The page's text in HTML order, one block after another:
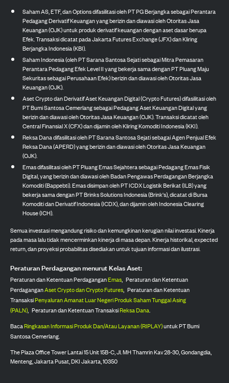
Saham AS, ETF, dan Options difasilitasi oleh PT PG Berjangka sebagai Perantara
Pedagang Derivatif Keuangan yang berizin dan diawasi oleh Otoritas Jasa
Keuangan (OJK) untuk produk derivatif keuangan dengan aset dasar berupa
Efek. Transaksi dicatat pada Jakarta Futures Exchange (JFX) dan Kliring
Berjangka Indonesia (KBI).
Saham Indonesia (oleh PT Sarana Santosa Sejati sebagai Mitra Pemasaran
Perantara Pedagang Efek Level II yang bekerja sama dengan PT Pluang Maju
Sekuritas sebagai Perusahaan Efek) berizin dan diawasi oleh Otoritas Jasa
Keuangan (OJK).
Aset Crypto dan Derivatif Aset Keuangan Digital (Crypto Futures) difasilitasi oleh
PT Bumi Santosa Cemerlang sebagai Pedagang Aset Keuangan Digital yang
berizin dan diawasi oleh Otoritas Jasa Keuangan (OJK). Transaksi dicatat oleh
Central Finansial X (CFX) dan dijamin oleh Kliring Komoditi Indonesia (KKI).
Reksa Dana difasilitasi oleh PT Sarana Santosa Sejati sebagai Agen Penjual Efek
Reksa Dana (APERD) yang berizin dan diawasi oleh Otoritas Jasa Keuangan
(OJK).
Emas difasilitasi oleh PT Pluang Emas Sejahtera sebagai Pedagang Emas Fisik
Digital, yang berizin dan diawasi oleh Badan Pengawas Perdagangan Berjangka
Komoditi (Bappebti). Emas disimpan oleh PT ICDX Logistik Berikat (ILB) yang
bekerja sama dengan PT Brinks Solutions Indonesia (Brink's), dicatat di Bursa
Komoditi dan Derivatif Indonesia (ICDX), dan dijamin oleh Indonesia Clearing
House (ICH).
Semua investasi mengandung risiko dan kemungkinan kerugian nilai investasi. Kinerja
pada masa lalu tidak mencerminkan kinerja di masa depan. Kinerja historikal, expected
return, dan proyeksi probabilitas disediakan untuk tujuan informasi dan ilustrasi.
Peraturan Perdagangan menurut Kelas Aset:
Peraturan dan Ketentuan PerdaganganEmas, Peraturan dan Ketentuan
PerdaganganAset Crypto dan Crypto Futures, Peraturan dan Ketentuan
TransaksiPenyaluran Amanat Luar Negeri Produk Saham Tunggal Asing
(PALN), Peraturan dan Ketentuan TransaksiReksa Dana.
BacaRingkasan Informasi Produk Dan/Atau Layanan (RIPLAY)untuk PT Bumi
Santosa Cemerlang.
The Plaza Office Tower Lantai 15 Unit 15B-C, Jl. MH Thamrin Kav 28-30, Gondangdia,
Menteng, Jakarta Pusat, DKI Jakarta, 10350